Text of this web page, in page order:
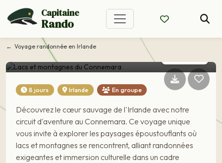
Capitaine
Rando
Voyage randonnée en Irlande
Voyage Irlande
Lacs et montagnes du
Connemara
8 jours Irlande En groupe
Découvrez le cœur sauvage de l'Irlande avec notre
circuit d'aventure au Connemara. Ce voyage unique
vous invite à explorer les paysages époustouflants où
lacs et montagnes se rencontrent, alliant randonnées
exigeantes et immersion culturelle dans un cadre